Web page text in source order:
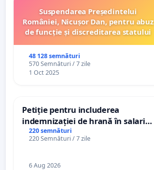
Suspendarea Președintelui
României, Nicușor Dan, pentru abuz
de funcție și discreditarea statului
48 128 semnături
570 Semnături / 7 zile
1 Oct 2025
Petiție pentru includerea
indemnizației de hrană în salariul
de bază și protejarea gradațiilor
de vechime pentru asistenții
220 semnături
220 Semnături / 7 zile
6 Aug 2026